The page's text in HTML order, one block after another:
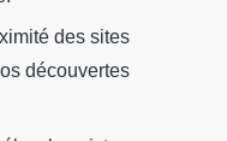
des sites
découvertes